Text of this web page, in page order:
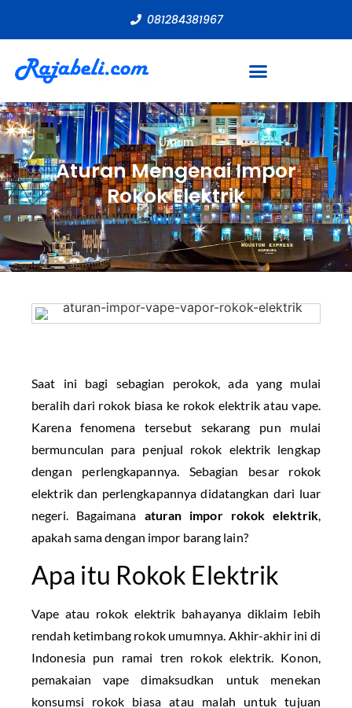
081284381967
Umum
Aturan Mengenai Impor
Rokok Elektrik
Saat ini bagi sebagian perokok, ada yang mulai
beralih dari rokok biasa ke rokok elektrik atau vape.
Karena fenomena tersebut sekarang pun mulai
bermunculan para penjual rokok elektrik lengkap
dengan perlengkapannya. Sebagian besar rokok
elektrik dan perlengkapannya didatangkan dari luar
negeri. Bagaimana aturan impor rokok elektrik,
apakah sama dengan impor barang lain?
Apa itu Rokok Elektrik
Vape atau rokok elektrik bahayanya diklaim lebih
rendah ketimbang rokok umumnya. Akhir-akhir ini di
Indonesia pun ramai tren rokok elektrik. Konon,
pemakaian vape dimaksudkan untuk menekan
konsumsi rokok biasa atau malah untuk tujuan